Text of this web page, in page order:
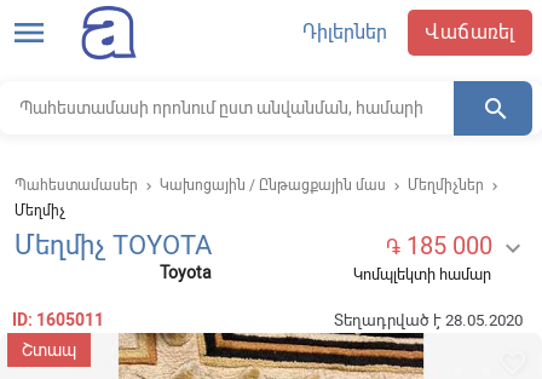
menu Դիլերներ Վաճառել
search
Պահեստամասեր keyboard_arrow_right Կախոցային / Ընթացքային մաս keyboard_arrow_right Մեղմիչներ keyboard_arrow_right
Մեղմիչ
Մեղմիչ TOYOTA
Toyota
֏ 185 000 
Կոմպլեկտի համար
ID: 1605011 Տեղադրված է 28.05.2020
Շտապ